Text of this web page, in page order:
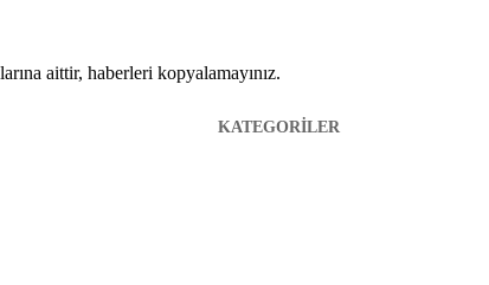
aittir, haberleri kopyalamayınız.
KATEGORİLER